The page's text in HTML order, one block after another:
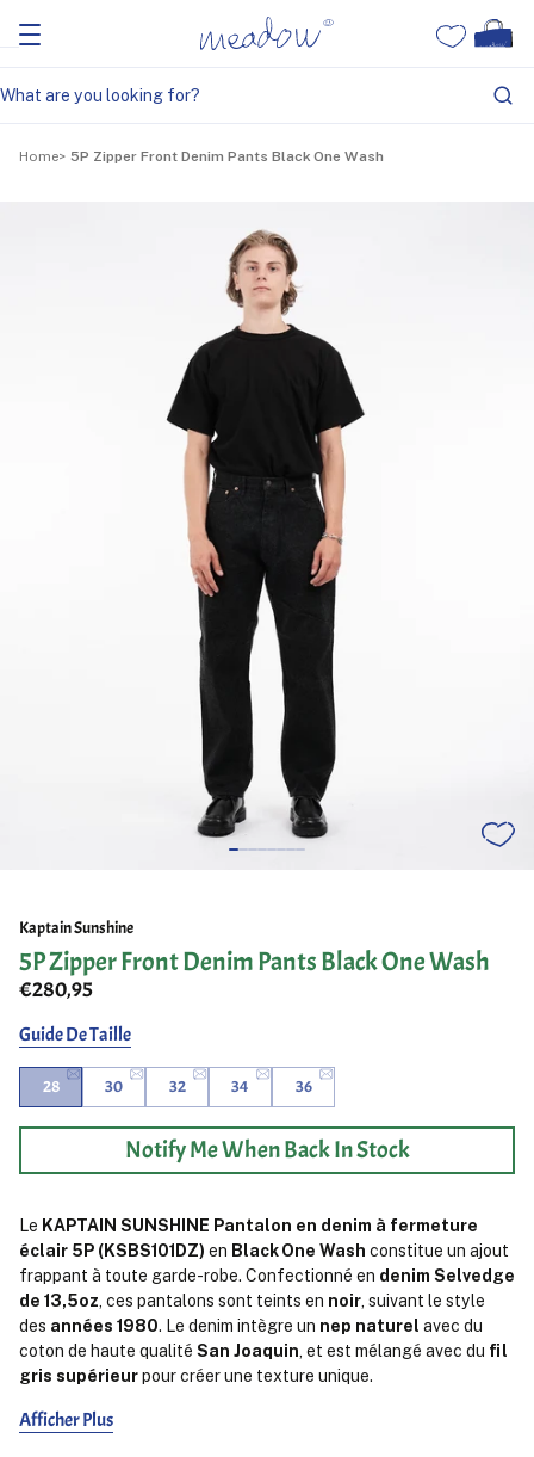
Home 5P Zipper Front Denim Pants Black One Wash
Kaptain Sunshine
5P Zipper Front Denim Pants Black One Wash
€280,95
Guide De Taille
28 30 32 34 36
Notify Me When Back In Stock
Le KAPTAIN SUNSHINE Pantalon en denim à fermeture
éclair 5P (KSBS101DZ) en Black One Wash constitue un ajout
frappant à toute garde-robe. Confectionné en denim Selvedge
de 13,5oz , ces pantalons sont teints en noir , suivant le style
des années 1980. Le denim intègre un nep naturel avec du
coton de haute qualité San Joaquin , et est mélangé avec du fil
gris supérieurpour créer une texture unique.
Le tissu est tissé sur une vieille machine avec une
Afficher Plus